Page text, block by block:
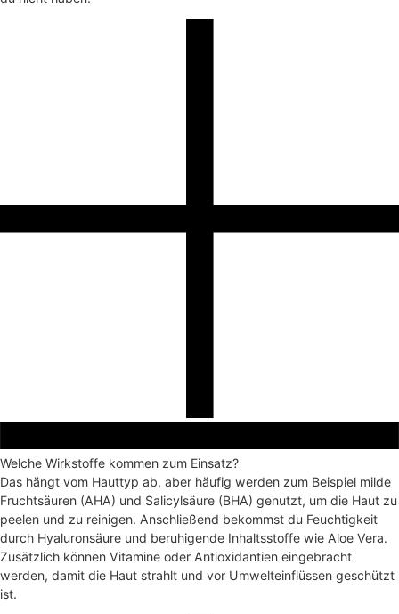
Welche Wirkstoffe kommen zum Einsatz?
Das hängt vom Hauttyp ab, aber häufig werden zum Beispiel milde
Fruchtsäuren (AHA) und Salicylsäure (BHA) genutzt, um die Haut zu
peelen und zu reinigen. Anschließend bekommst du Feuchtigkeit
durch Hyaluronsäure und beruhigende Inhaltsstoffe wie Aloe Vera.
Zusätzlich können Vitamine oder Antioxidantien eingebracht
werden, damit die Haut strahlt und vor Umwelteinflüssen geschützt
ist.